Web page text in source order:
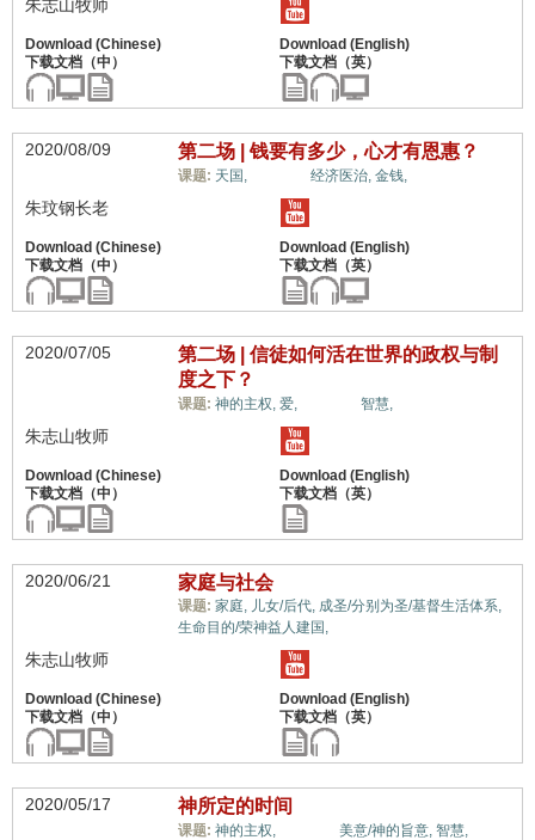
朱志山牧师
2020/08/09 第二场 | 钱要有多少，心才有恩惠？
课题: 天国, 经济医治, 金钱,
朱玟钢长老
2020/07/05
第二场 | 信徒如何活在世界的政权与制
度之下？
课题: 神的主权, 爱, 智慧,
朱志山牧师
2020/06/21 家庭与社会
课题: 家庭, 儿女/后代, 成圣/分别为圣/基督生活体系,
生命目的/荣神益人建国,
朱志山牧师
2020/05/17 神所定的时间
课题: 神的主权, 美意/神的旨意, 智慧,